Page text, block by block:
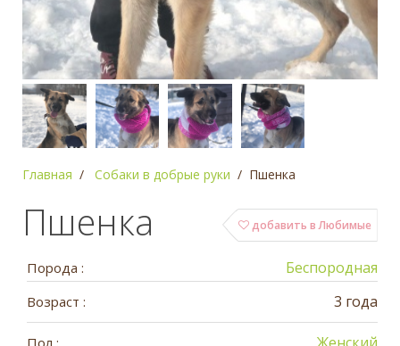
Главная Собаки в добрые руки Пшенка
добавить в Любимые
Пшенка
Порода : Беспородная
Возраст : 3 года
Пол : Женский